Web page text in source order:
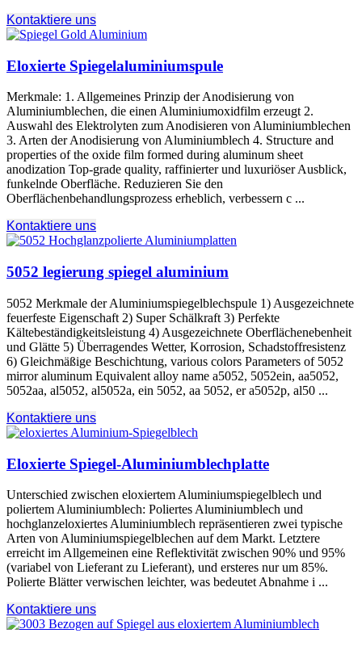
Kontaktiere uns
Eloxierte Spiegelaluminiumspule
Merkmale: 1. Allgemeines Prinzip der Anodisierung von
Aluminiumblechen, die einen Aluminiumoxidfilm erzeugt 2.
Auswahl des Elektrolyten zum Anodisieren von Aluminiumblechen
3. Arten der Anodisierung von Aluminiumblech 4. Structure and
properties of the oxide film formed during aluminum sheet
anodization Top-grade quality, raffinierter und luxuriöser Ausblick,
funkelnde Oberfläche. Reduzieren Sie den
Oberflächenbehandlungsprozess erheblich, verbessern c ...
Kontaktiere uns
5052 legierung spiegel aluminium
5052 Merkmale der Aluminiumspiegelblechspule 1) Ausgezeichnete
feuerfeste Eigenschaft 2) Super Schälkraft 3) Perfekte
Kältebeständigkeitsleistung 4) Ausgezeichnete Oberflächenebenheit
und Glätte 5) Überragendes Wetter, Korrosion, Schadstoffresistenz
6) Gleichmäßige Beschichtung, various colors Parameters of5052
mirror aluminum Equivalent alloy name a5052, 5052ein, aa5052,
5052aa, al5052, al5052a, ein 5052, aa 5052, er a5052p, al50 ...
Kontaktiere uns
Eloxierte Spiegel-Aluminiumblechplatte
Unterschied zwischen eloxiertem Aluminiumspiegelblech und
poliertem Aluminiumblech: Poliertes Aluminiumblech und
hochglanzeloxiertes Aluminiumblech repräsentieren zwei typische
Arten von Aluminiumspiegelblechen auf dem Markt. Letztere
erreicht im Allgemeinen eine Reflektivität zwischen 90% und 95%
(variabel von Lieferant zu Lieferant), und ersteres nur um 85%.
Polierte Blätter verwischen leichter, was bedeutet Abnahme i ...
Kontaktiere uns